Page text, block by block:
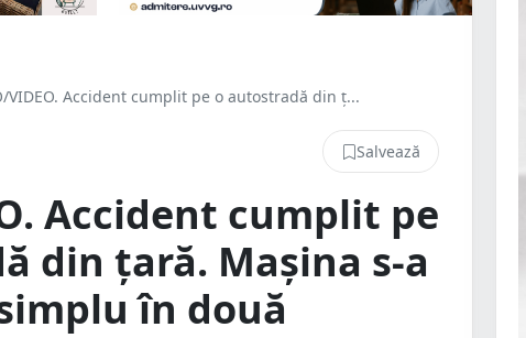
VIDEO. Accident cumplit pe o autostradă din ț...
Salvează
Accident cumplit pe
din țară. Mașina s-a
în două